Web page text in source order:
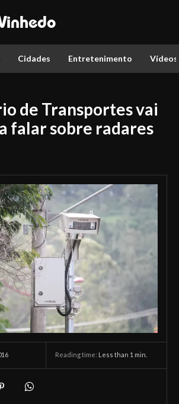
Cidades Entretenimento Vídeos
de Transportes vai
falar sobre radares
Reading time: Less than 1 min.